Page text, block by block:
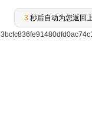
3 秒后自动为您返回